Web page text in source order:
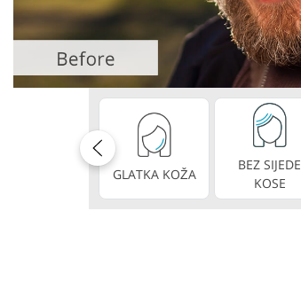
Uređivanje fotografija
proizvoda
GLATKA KOŽA
BEZ SIJEDE
KOSE